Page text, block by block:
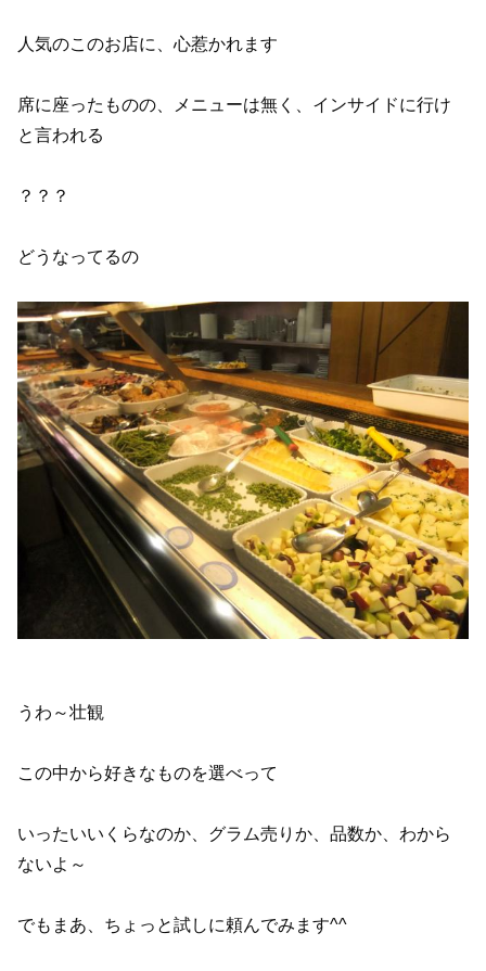
人気のこのお店に、心惹かれます
席に座ったものの、メニューは無く、インサイドに行け
と言われる
？？？
どうなってるの
うわ～壮観
この中から好きなものを選べって
いったいいくらなのか、グラム売りか、品数か、わから
ないよ～
でもまあ、ちょっと試しに頼んでみます^^